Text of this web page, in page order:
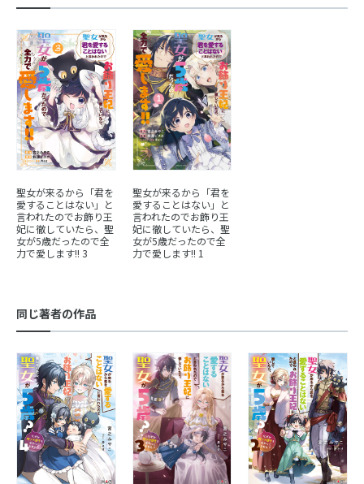
聖女が来るから「君を
愛することはない」と
言われたのでお飾り王
妃に徹していたら、聖
女が5歳だったので全
力で愛します!! 3
聖女が来るから「君を
愛することはない」と
言われたのでお飾り王
妃に徹していたら、聖
女が5歳だったので全
力で愛します!! 1
同じ著者の作品